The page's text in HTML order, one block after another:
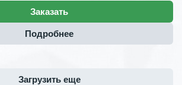
Заказать
Подробнее
Загрузить еще